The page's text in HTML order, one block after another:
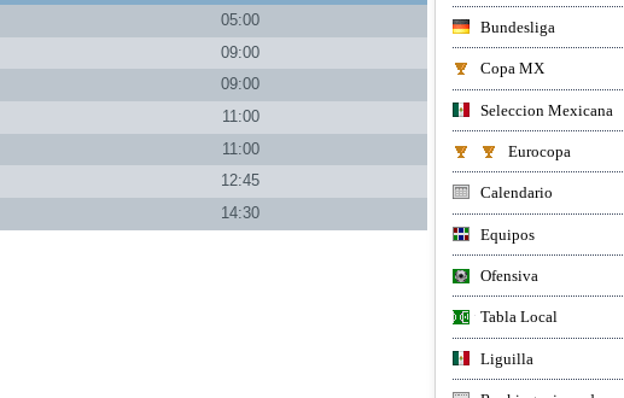
05:00
09:00
09:00
11:00
11:00
12:45
14:30
Bundesliga
Copa MX
Seleccion Mexicana
Eurocopa
Calendario
Equipos
Ofensiva
Tabla Local
Liguilla